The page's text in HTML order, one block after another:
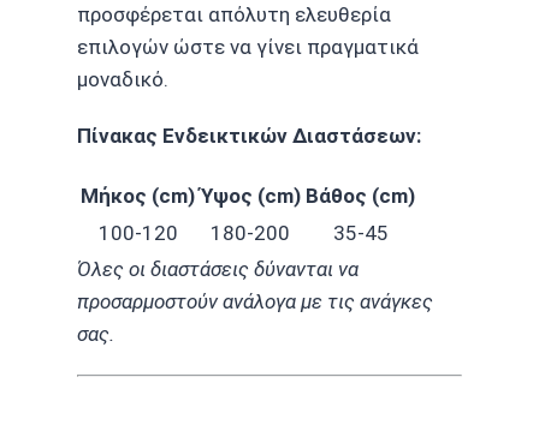
προσφέρεται απόλυτη ελευθερία
επιλογών ώστε να γίνει πραγματικά
μοναδικό.
Πίνακας Ενδεικτικών Διαστάσεων:
Μήκος (cm) Ύψος (cm) Βάθος (cm)
100-120
180-200
35-45
Όλες οι διαστάσεις δύνανται να
προσαρμοστούν ανάλογα με τις ανάγκες
σας.